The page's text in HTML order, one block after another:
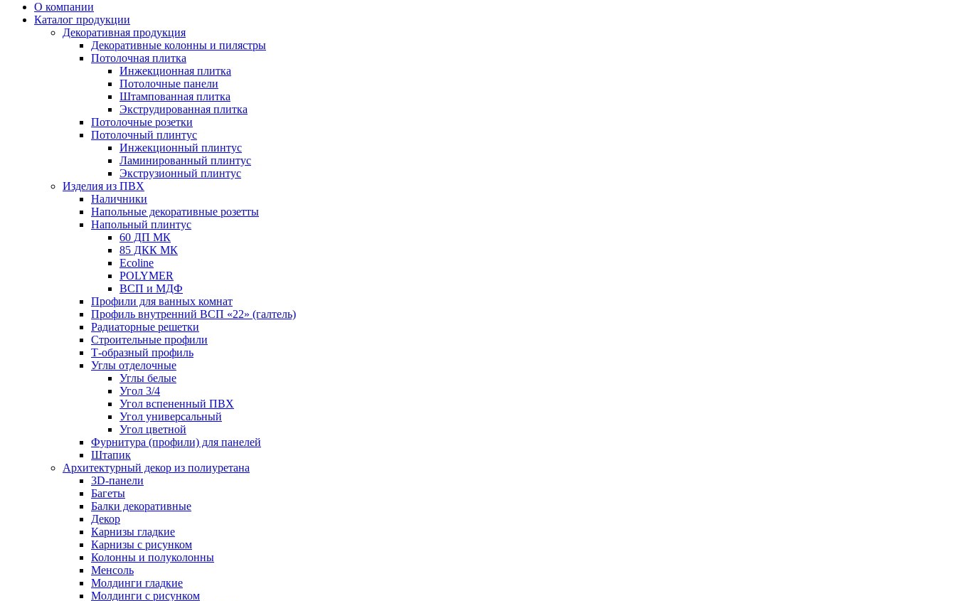
О компании
Каталог продукции
Декоративная продукция
Декоративные колонны и пилястры
Потолочная плитка
Инжекционная плитка
Потолочные панели
Штампованная плитка
Экструдированная плитка
Потолочные розетки
Потолочный плинтус
Инжекционный плинтус
Ламинированный плинтус
Экструзионный плинтус
Изделия из ПВХ
Наличники
Напольные декоративные розетты
Напольный плинтус
60 ДП МК
85 ДКК МК
Ecoline
POLYMER
ВСП и МДФ
Профили для ванных комнат
Профиль внутренний ВСП «22» (галтель)
Радиаторные решетки
Строительные профили
Т-образный профиль
Углы отделочные
Углы белые
Угол 3/4
Угол вспененный ПВХ
Угол универсальный
Угол цветной
Фурнитура (профили) для панелей
Штапик
Архитектурный декор из полиуретана
3D-панели
Багеты
Балки декоративные
Декор
Карнизы гладкие
Карнизы с рисунком
Колонны и полуколонны
Менсоль
Молдинги гладкие
Молдинги с рисунком